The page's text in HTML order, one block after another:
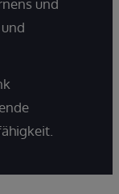
und